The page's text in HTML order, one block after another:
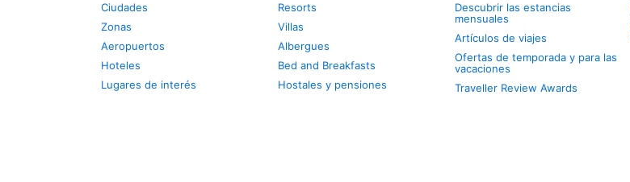
Ciudades
Zonas
Aeropuertos
Hoteles
Lugares de interés
Resorts
Villas
Albergues
Bed and Breakfasts
Hostales y pensiones
Descubrir las estancias
mensuales
Artículos de viajes
Ofertas de temporada y para las
vacaciones
Traveller Review Awards